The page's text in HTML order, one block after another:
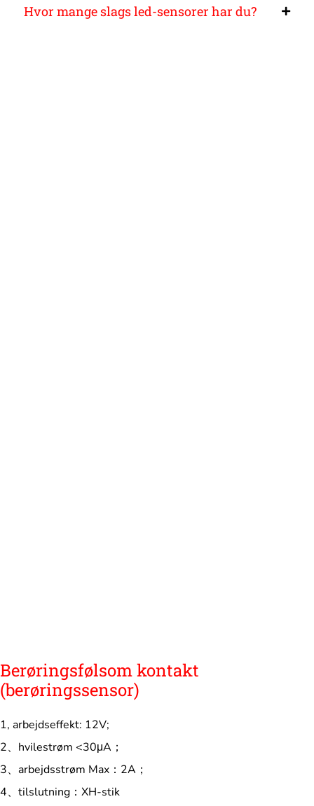
Hvor mange slags led-sensorer har du?
Berøringsfølsom kontakt
(berøringssensor)
1, arbejdseffekt: 12V;
2、hvilestrøm <30μA；
3、arbejdsstrøm Max：2A；
4、tilslutning：XH-stik